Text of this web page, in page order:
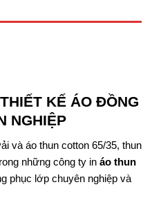
KẾ ÁO ĐỒNG
NGHIỆP
và áo thun cotton 65/35, thun
những công ty in áo thun
phục lớp chuyên nghiệp và